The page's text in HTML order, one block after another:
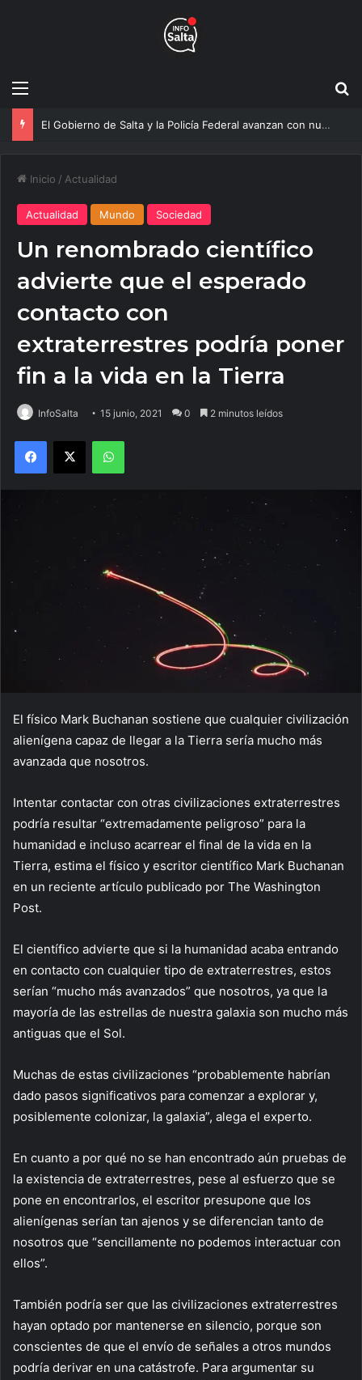
Menú
Más agua para Salta: Construyen una obra clave que mejorará el servicio a 20 mil vecinos
Inicio / Actualidad
Actualidad Mundo Sociedad
Un renombrado científico
advierte que el esperado
contacto con
extraterrestres podría poner
fin a la vida en la Tierra
InfoSalta 15 junio, 2021 0 2 minutos leídos
Facebook
X WhatsApp
El físico Mark Buchanan sostiene que cualquier civilización
alienígena capaz de llegar a la Tierra sería mucho más
avanzada que nosotros.
Intentar contactar con otras civilizaciones extraterrestres
podría resultar “extremadamente peligroso” para la
humanidad e incluso acarrear el final de la vida en la
Tierra, estima el físico y escritor científico Mark Buchanan
en un reciente artículo publicado por The Washington
Post.
El científico advierte que si la humanidad acaba entrando
en contacto con cualquier tipo de extraterrestres, estos
serían “mucho más avanzados” que nosotros, ya que la
mayoría de las estrellas de nuestra galaxia son mucho más
antiguas que el Sol.
Muchas de estas civilizaciones “probablemente habrían
dado pasos significativos para comenzar a explorar y,
posiblemente colonizar, la galaxia”, alega el experto.
En cuanto a por qué no se han encontrado aún pruebas de
la existencia de extraterrestres, pese al esfuerzo que se
pone en encontrarlos, el escritor presupone que los
alienígenas serían tan ajenos y se diferencian tanto de
nosotros que “sencillamente no podemos interactuar con
ellos”.
También podría ser que las civilizaciones extraterrestres
hayan optado por mantenerse en silencio, porque son
conscientes de que el envío de señales a otros mundos
podría derivar en una catástrofe. Para argumentar su